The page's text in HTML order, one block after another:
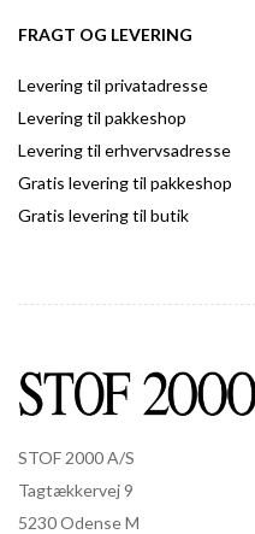
FRAGT OG LEVERING
Levering til privatadresse
Levering til pakkeshop
Levering til erhvervsadresse
Gratis levering til pakkeshop
Gratis levering til butik
STOF 2000 A/S
Tagtækkervej 9
5230 Odense M